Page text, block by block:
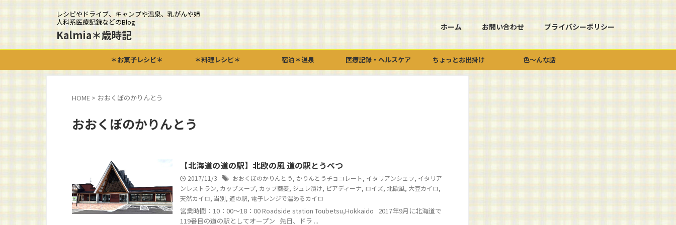
レシピやドライブ、キャンプや温泉、乳がんや婦
人科系医療記録などのBlog
Kalmia＊歳時記
ホーム お問い合わせ プライバシーポリシー
＊お菓子レシピ＊ ＊料理レシピ＊ 宿泊＊温泉 医療記録・ヘルスケア ちょっとお出掛け 色～んな話
HOME > おおくぼのかりんとう
おおくぼのかりんとう
【北海道の道の駅】北欧の風 道の駅とうべつ
2017/11/3 おおくぼのかりんとう, かりんとうチョコレート, イタリアンシェフ, イタリア
ンレストラン, カップスープ, カップ蕎麦, ジュレ漬け, ピアディーナ, ロイズ, 北欧風, 大豆カイロ,
天然カイロ, 当別, 道の駅, 電子レンジで温めるカイロ
営業時間：10：00～18：00 Roadside station Toubetsu,Hokkaido 2017年9月に北海道で
119番目の道の駅としてオープン 先日、ドラ ...